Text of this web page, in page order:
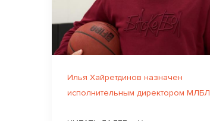
Илья Хайретдинов назначен
исполнительным директором МЛБЛ